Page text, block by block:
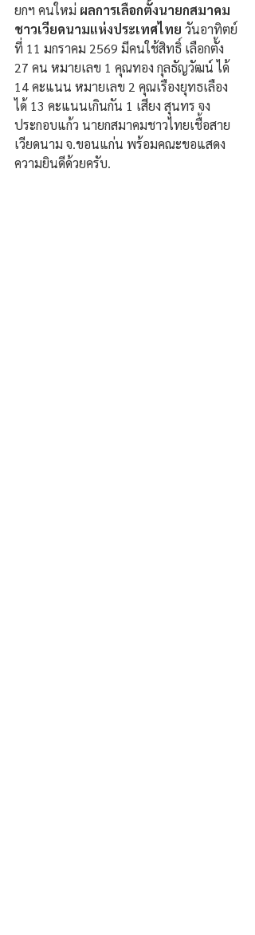
ยกฯ คนใหม่ ผลการเลือกตั้งนายกสมาคม
ชาวเวียดนามแห่งประเทศไทย วันอาทิตย์
ที่ 11 มกราคม 2569 มีคนใช้สิทธิ์ เลือกตั้ง
27 คน หมายเลข 1 คุณทอง กุลธัญวัฒน์ ได้
14 คะแนน หมายเลข 2 คุณเรืองยุทธเลือง
ได้ 13 คะแนนเกินกัน 1 เสียง สุนทร จง
ประกอบแก้ว นายกสมาคมชาวไทยเชื้อสาย
เวียดนาม จ.ขอนแก่น พร้อมคณะขอแสดง
ความยินดีด้วยครับ.